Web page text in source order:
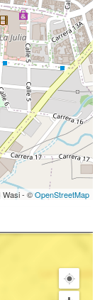
| Wasi - ©OpenStreetMap